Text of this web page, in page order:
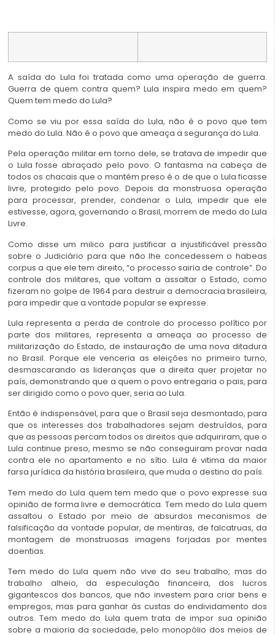
A saída do Lula foi tratada como uma operação de guerra.
Guerra de quem contra quem? Lula inspira medo em quem?
Quem tem medo do Lula?
Como se viu por essa saída do Lula, não é o povo que tem
medo do Lula. Não é o povo que ameaça a segurança do Lula.
Pela operação militar em torno dele, se tratava de impedir que
o Lula fosse abraçado pelo povo. O fantasma na cabeça de
todos os chacais que o mantém preso é o de que o Lula ficasse
livre, protegido pelo povo. Depois da monstruosa operação
para processar, prender, condenar o Lula, impedir que ele
estivesse, agora, governando o Brasil, morrem de medo do Lula
Livre.
Como disse um milico para justificar a injustificável pressão
sobre o Judiciário para que não lhe concedessem o habeas
corpus a que ele tem direito, “o processo sairia de controle”. Do
controle dos militares, que voltam a assaltar o Estado, como
fizeram no golpe de 1964 para destruir a democracia brasileira,
para impedir que a vontade popular se expresse.
Lula representa a perda de controle do processo político por
parte dos militares, representa a ameaça ao processo de
militarização do Estado, de instauração de uma nova ditadura
no Brasil. Porque ele venceria as eleições no primeiro turno,
desmascarando as lideranças que a direita quer projetar no
país, demonstrando que a quem o povo entregaria o pais, para
ser dirigido como o povo quer, seria ao Lula.
Então é indispensável, para que o Brasil seja desmontado, para
que os interesses dos trabalhadores sejam destruídos, para
que as pessoas percam todos os direitos que adquiriram, que o
Lula continue preso, mesmo se não conseguiram provar nada
contra ele no apartamento e no sítio. Lula é vitima da maior
farsa jurídica da história brasileira, que muda o destino do país.
Tem medo do Lula quem tem medo que o povo expresse sua
opinião de forma livre e democrática. Tem medo do Lula quem
assaltou o Estado por meio de absurdos mecanismos de
falsificação da vontade popular, de mentiras, de falcatruas, da
montagem de monstruosas imagens forjadas por mentes
doentias.
Tem medo do Lula quem não vive do seu trabalho, mas do
trabalho alheio, da especulação financeira, dos lucros
gigantescos dos bancos, que não investem para criar bens e
empregos, mas para ganhar às custas do endividamento dos
outros. Tem medo do Lula quem trata de impor sua opinião
sobre a maioria da sociedade, pelo monopólio dos meios de